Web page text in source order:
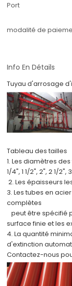
Port
modalité de
Info En Détails
Tuyau d'arrosage
Tableau des tailles
1. Les diamètres
1/4", 1 1/2", 2", 2 1/2",
2. Les épaisseurs
3. Les tubes en
complètes
peut être spécifié
surface finie et les
4. La quantité
d'extinction
Contactez-nous